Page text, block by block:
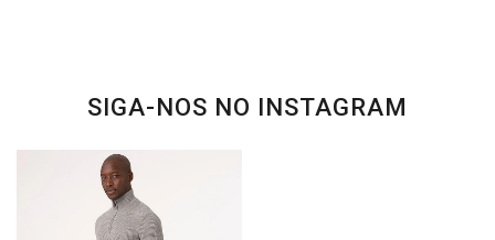
SIGA-NOS NO INSTAGRAM